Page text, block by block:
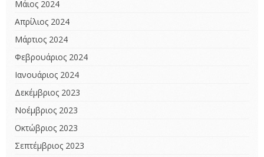
Μάιος 2024
Απρίλιος 2024
Μάρτιος 2024
Φεβρουάριος 2024
Ιανουάριος 2024
Δεκέμβριος 2023
Νοέμβριος 2023
Οκτώβριος 2023
Σεπτέμβριος 2023